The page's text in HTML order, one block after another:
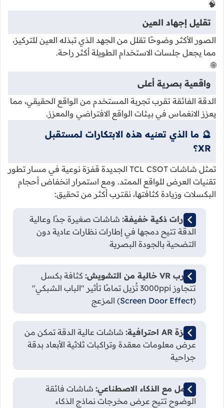
🧠
تقليل إجهاد العين
الصور الأكثر وضوحًا تقلل من الجهد الذي تبذله العين للتركيز،
مما يجعل جلسات الاستخدام الطويلة أكثر راحة.
🌐
واقعية بصرية أعلى
الدقة الفائقة تقرب تجربة المستخدم من الواقع الحقيقي، مما
يعزز الانغماس في بيئات الواقع الافتراضي والمعزز.
🔮 ما الذي تعنيه هذه الابتكارات لمستقبل
XR؟
تمثل شاشات TCL CSOT الجديدة قفزة نوعية في مسار تطور
تقنيات العرض للواقع الممتد. ومع استمرار انخفاض أحجام
البكسلات وزيادة كثافتها، نقترب أكثر من تحقيق:
نظارات ذكية خفيفة: شاشات صغيرة جدًا وعالية
الدقة تتيح دمجها في إطارات نظارات عادية دون
التضحية بالجودة البصرية
تجارب VR خالية من التشويش:
كثافة بكسل
تتجاوز 3000ppi تُزيل تمامًا تأثير "الباب الشبكي"
(
Screen Door Effect) المزعج
أجهزة AR احترافية:
شاشات عالية الدقة تمكن من
عرض معلومات معقدة وتراكبات ثلاثية الأبعاد بدقة
جراحية
تكامل مع الذكاء الاصطناعي: شاشات فائقة
الوضوح تتيح عرض مخرجات نماذج الذكاء